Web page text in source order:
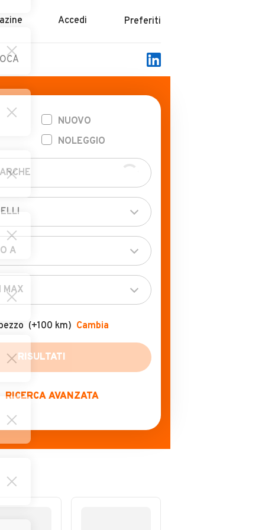
Accedi Preferiti
NUOVO
NOLEGGIO
(+100 km) Cambia
RICERCA AVANZATA